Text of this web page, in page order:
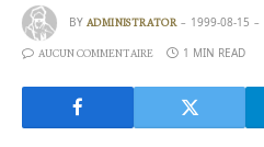
BY ADMINISTRATOR 1999-08-15
AUCUN COMMENTAIRE 1 MIN READ